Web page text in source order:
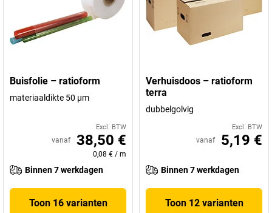
Buisfolie – ratioform
materiaaldikte 50 µm
Excl. BTW
vanaf 38,50 €
0,08 € / m
Binnen 7 werkdagen
Toon 16 varianten
Verhuisdoos – ratioform
terra
dubbelgolvig
Excl. BTW
vanaf 5,19 €
Binnen 7 werkdagen
Toon 12 varianten